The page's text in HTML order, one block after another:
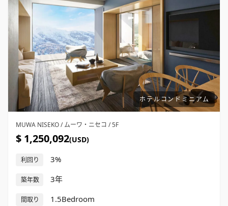
ホテルコンドミニアム
MUWA NISEKO / ムーワ・ニセコ / 5F
$ 1,250,092(USD)
利回り 3%
築年数 3年
間取り 1.5Bedroom